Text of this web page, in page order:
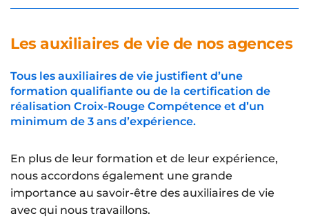
Les auxiliaires de vie de nos agences
Tous les auxiliaires de vie justifient d’une
formation qualifiante ou de la certification de
réalisation Croix-Rouge Compétence et d’un
minimum de 3 ans d’expérience.
En plus de leur formation et de leur expérience,
nous accordons également une grande
importance au savoir-être des auxiliaires de vie
avec qui nous travaillons.